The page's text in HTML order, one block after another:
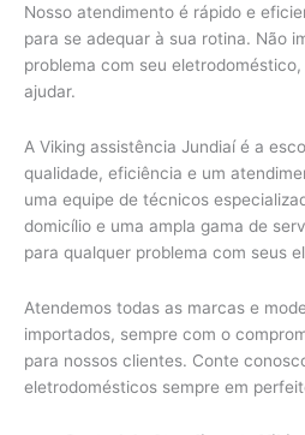
Nosso atendimento é rápido e
para se adequar à sua rotina. Não
problema com seu
ajudar.
A Viking assistência Jundiaí é a
qualidade, eficiência e um
uma equipe de técnicos
domicílio e uma ampla gama de
para qualquer problema com seus
Atendemos todas as marcas e
importados, sempre com o
para nossos clientes. Conte
eletrodomésticos sempre em